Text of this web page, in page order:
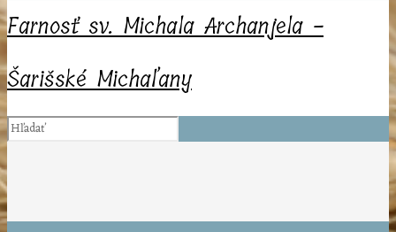
Farnosť sv. Michala Archanjela -
Šarišské Michaľany